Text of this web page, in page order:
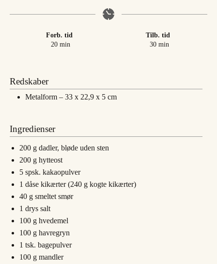
Forb. tid
20minutter
min
Tilb. tid
30minutter
min
Redskaber
Metalform – 33 x 22,9 x 5 cm
Ingredienser
200 g dadler, bløde uden sten
200 g hytteost
5 spsk. kakaopulver
1 dåse kikærter (240 g kogte kikærter)
40 g smeltet smør
1 drys salt
100 g hvedemel
100 g havregryn
1 tsk. bagepulver
100 g mandler